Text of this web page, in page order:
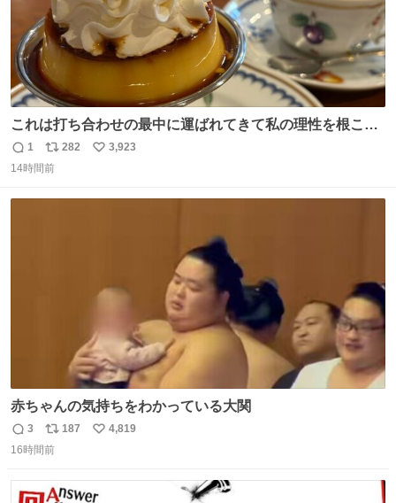
これは打ち合わせの最中に運ばれてきて私の理性を根こそ
ぎ奪い去ったプリンの写真です。
返
信
1
リ
ポ
282
い
3,923
14時間前
赤ちゃんの気持ちをわかっている大関
返
信
3
リ
ポ
ト
187
い
数
4,819
16時間前